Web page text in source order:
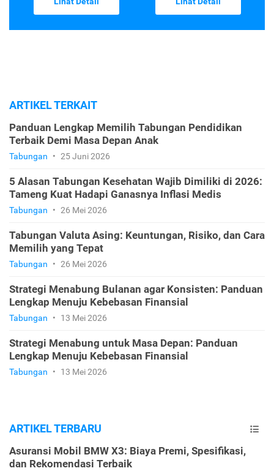
ARTIKEL TERKAIT
Panduan Lengkap Memilih Tabungan Pendidikan
Terbaik Demi Masa Depan Anak
Tabungan • 25 Juni 2026
5 Alasan Tabungan Kesehatan Wajib Dimiliki di 2026:
Tameng Kuat Hadapi Ganasnya Inflasi Medis
Tabungan • 26 Mei 2026
Tabungan Valuta Asing: Keuntungan, Risiko, dan Cara
Memilih yang Tepat
Tabungan • 26 Mei 2026
Strategi Menabung Bulanan agar Konsisten: Panduan
Lengkap Menuju Kebebasan Finansial
Tabungan • 13 Mei 2026
Strategi Menabung untuk Masa Depan: Panduan
Lengkap Menuju Kebebasan Finansial
Tabungan • 13 Mei 2026
ARTIKEL TERBARU
Asuransi Mobil BMW X3: Biaya Premi, Spesifikasi,
dan Rekomendasi Terbaik